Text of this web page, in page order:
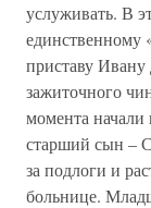
услуживать. В
единственному
приставу
зажиточного
момента начали
старший сын –
за подлоги и
больнице.